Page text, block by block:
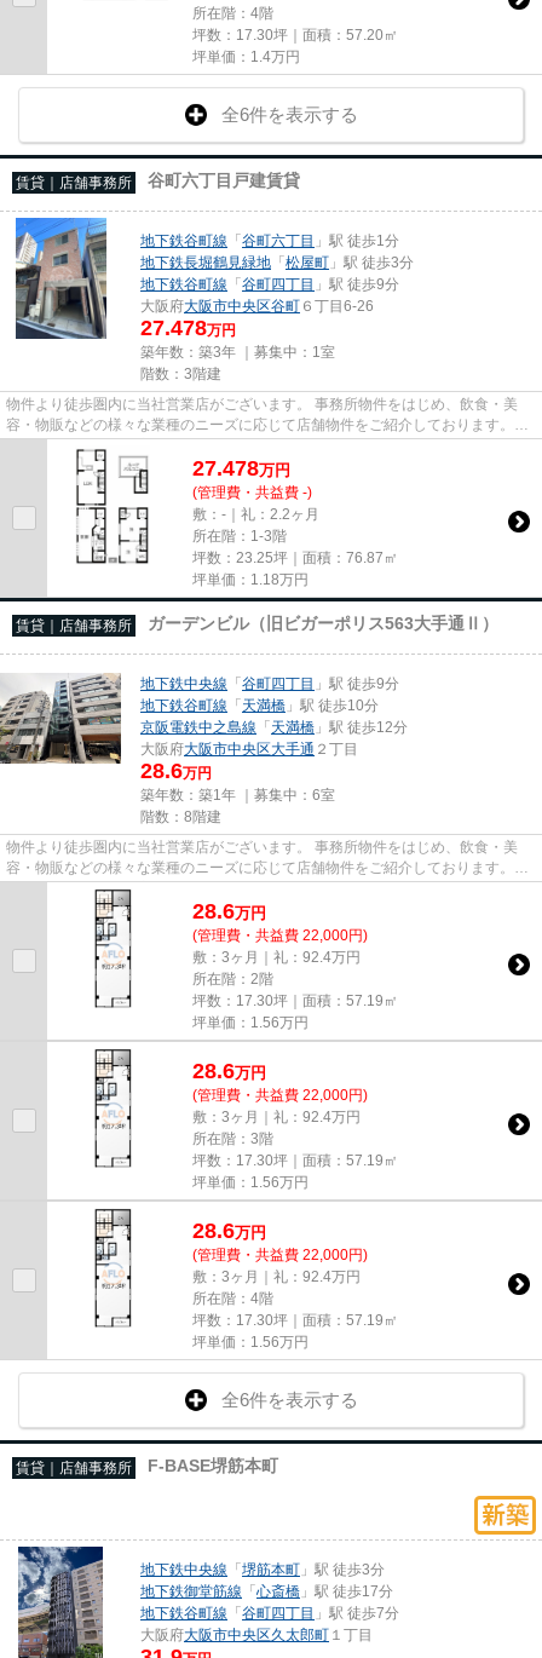
所在階：4階
坪数：17.30坪｜面積：57.20㎡
坪単価： 1.4万円
全6件を表示する
賃貸｜店舗事務所 谷町六丁目戸建賃貸
地下鉄谷町線 「谷町六丁目 」駅 徒歩1分
地下鉄長堀鶴見緑地 「松屋町 」駅 徒歩3分
地下鉄谷町線 「谷町四丁目 」駅 徒歩9分
大阪府大阪市中央区谷町 ６丁目6-26
27.478万円
築年数：築3年 ｜募集中： 1室
階数：3階建
物件より徒歩圏内に当社営業店がございます。 事務所物件をはじめ、飲食・美
容・物販などの様々な業種のニーズに応じて店舗物件をご紹介しております。
尚、弊社ではおとり広告は一切...
27.478万円
(管理費・共益費 -)
敷：-｜礼：2.2ヶ月
所在階：1-3階
坪数：23.25坪｜面積：76.87㎡
坪単価： 1.18万円
賃貸｜店舗事務所 ガーデンビル（旧ビガーポリス563大手通Ⅱ）
地下鉄中央線 「谷町四丁目 」駅 徒歩9分
地下鉄谷町線 「天満橋 」駅 徒歩10分
京阪電鉄中之島線 「天満橋 」駅 徒歩12分
大阪府大阪市中央区大手通 ２丁目
28.6万円
築年数：築1年 ｜募集中： 6室
階数：8階建
物件より徒歩圏内に当社営業店がございます。 事務所物件をはじめ、飲食・美
容・物販などの様々な業種のニーズに応じて店舗物件をご紹介しております。
尚、弊社ではおとり広告は一切...
28.6万円
(管理費・共益費 22,000円)
敷：3ヶ月｜礼：92.4万円
所在階：2階
坪数：17.30坪｜面積：57.19㎡
坪単価： 1.56万円
28.6万円
(管理費・共益費 22,000円)
敷：3ヶ月｜礼：92.4万円
所在階：3階
坪数：17.30坪｜面積：57.19㎡
坪単価： 1.56万円
28.6万円
(管理費・共益費 22,000円)
敷：3ヶ月｜礼：92.4万円
所在階：4階
坪数：17.30坪｜面積：57.19㎡
坪単価： 1.56万円
全6件を表示する
賃貸｜店舗事務所 F-BASE堺筋本町
地下鉄中央線 「堺筋本町 」駅 徒歩3分
地下鉄御堂筋線 「心斎橋 」駅 徒歩17分
地下鉄谷町線 「谷町四丁目 」駅 徒歩7分
大阪府大阪市中央区久太郎町 １丁目